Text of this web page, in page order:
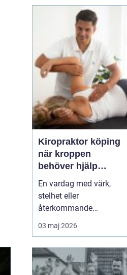
ämnen som stimulerar
blodcirkulationen och
Kiropraktor köping
när kroppen
behöver hjälp
tillbaka
En vardag med värk,
stelhet eller
återkommande
huvudvärk tär på både
ork och humör. Många
besvär och tänker att det
går nog över. Ofta gör
03 maj 2026